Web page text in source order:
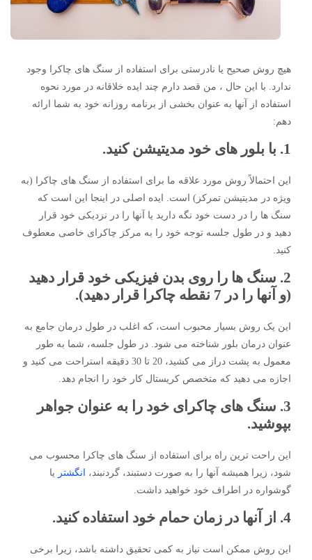
هیچ روش صحیح یا نادرستی برای استفاده از سنگ های چاکرا وجود
ندارد. با این حال ، من قصد دارم چند ایده خلاقانه در مورد نحوه
استفاده از آنها به عنوان بخشی از برنامه روزانه خود به شما ارائه
دهم:
1. با بلور های خود مدیتیشن کنید.
این احتمالاً روش مورد علاقه ما برای استفاده از سنگ های چاکرا (به
ویژه در مدیتیشن تمرکز) است. ایده اصلی در اینجا این است که
سنگ ها را در دست خود نگه دارید یا آنها را در نزدیکی خود قرار
دهید و در طول جلسه توجه خود را به مرکز چاکرای خاصی معطوف
کنید.
2. سنگ ها را روی بدن فیزیکی خود قرار دهید
(و آنها را در 7 نقطه چاکرا قرار دهید).
این یک روش بسیار محبوب است، که اغلب در طول درمان جامع به
عنوان درمان بلور شناخته می شود. در طول جلسه، شما به طور
معمول به پشت دراز می کشید، 20 تا 30 دقیقه استراحت می کنید و
اجازه می دهید که متخصص کریستال کار خود را انجام دهد.
3. سنگ های چاکرای خود را به عنوان جواهر
بپوشید.
این راحت ترین راه برای استفاده از سنگ های چاکرا محسوب می
شود، زیرا همیشه آنها را به صورت دستبند، گردنبند، انگشتر یا
گوشواره در اطراف خود خواهید داشت.
4. از آنها در زمان حمام خود استفاده کنید.
این روش ممکن است نیاز به کمی تحقیق داشته باشد، زیرا برخی